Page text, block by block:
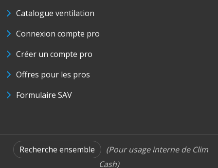
Catalogue ventilation
Connexion compte pro
Créer un compte pro
Offres pour les pros
Formulaire SAV
Recherche ensemble
(Pour usage interne de Clim
Cash)